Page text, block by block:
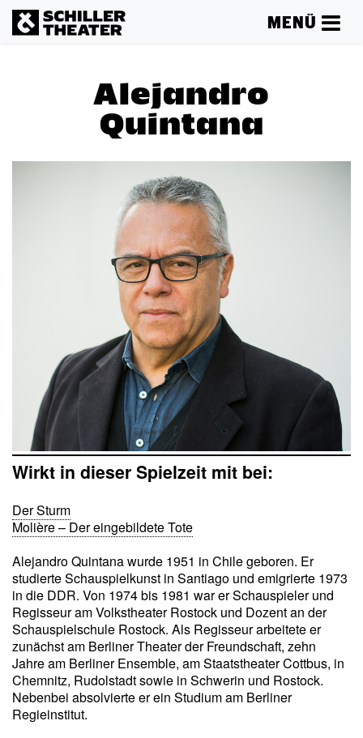
MENÜ
Alejandro
Quintana
Wirkt in dieser Spielzeit mit bei:
Der Sturm
Molière – Der eingebildete Tote
Alejandro Quintana wurde 1951 in Chile geboren. Er
studierte Schauspielkunst in Santiago und emigrierte 1973
in die DDR. Von 1974 bis 1981 war er Schauspieler und
Regisseur am Volkstheater Rostock und Dozent an der
Schauspielschule Rostock. Als Regisseur arbeitete er
zunächst am Berliner Theater der Freundschaft, zehn
Jahre am Berliner Ensemble, am Staatstheater Cottbus, in
Chemnitz, Rudolstadt sowie in Schwerin und Rostock.
Nebenbei absolvierte er ein Studium am Berliner
Regieinstitut.